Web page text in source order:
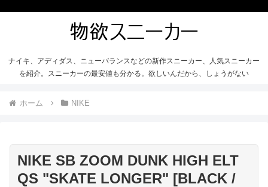
ナイキ、アディダス、ニューバランスなどの新作スニーカー、人気スニーカー
を紹介。スニーカーの最安値も分かる。欲しいんだから、しょうがない
ホーム NIKE
NIKE SB ZOOM DUNK HIGH ELT
QS "SKATE LONGER" [BLACK /